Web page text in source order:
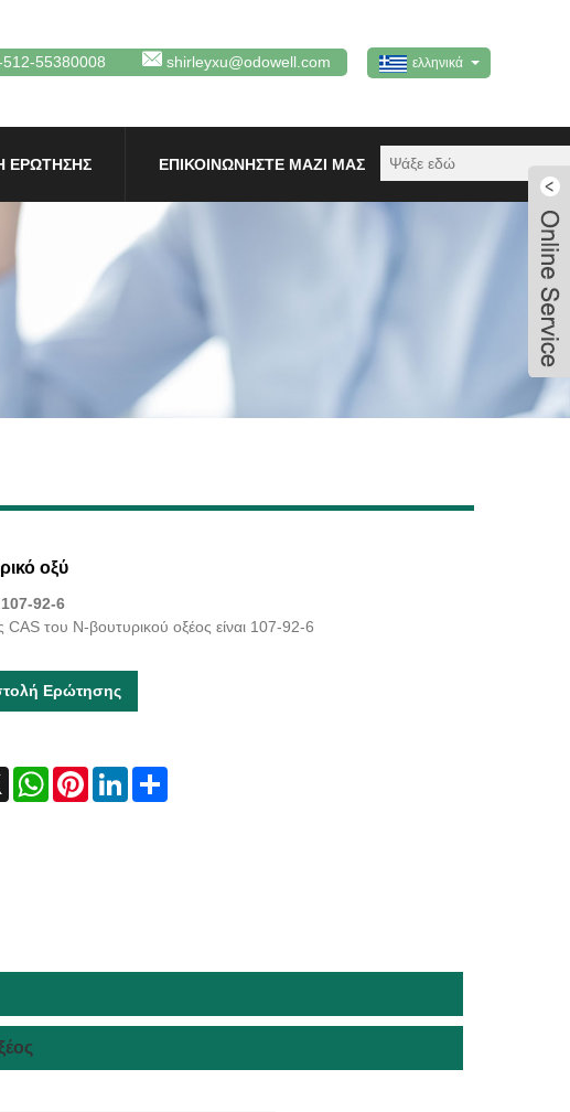
ελληνικά
512-55380008 shirleyxu@odowell.com
ΕΡΏΤΗΣΗΣ ΕΠΙΚΟΙΝΩΝΉΣΤΕ ΜΑΖΊ ΜΑΣ
οξύ
92-6
του N-βουτυρικού οξέος είναι 107-92-6
Ερώτησης
X WhatsAppPinterestLinkedInShare